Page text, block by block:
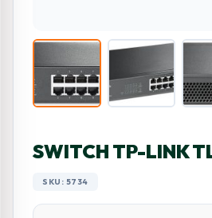
SWITCH TP-LINK
SKU: 5734